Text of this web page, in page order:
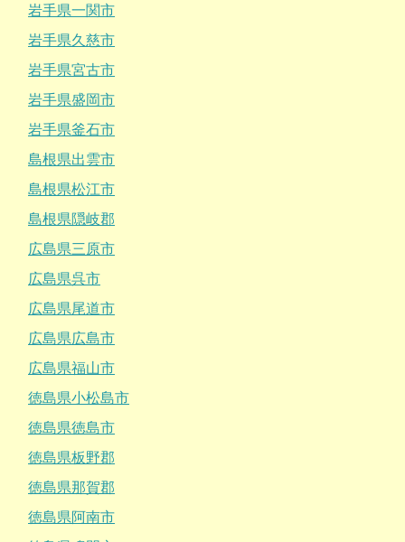
岩手県一関市
岩手県久慈市
岩手県宮古市
岩手県盛岡市
岩手県釜石市
島根県出雲市
島根県松江市
島根県隠岐郡
広島県三原市
広島県呉市
広島県尾道市
広島県広島市
広島県福山市
徳島県小松島市
徳島県徳島市
徳島県板野郡
徳島県那賀郡
徳島県阿南市